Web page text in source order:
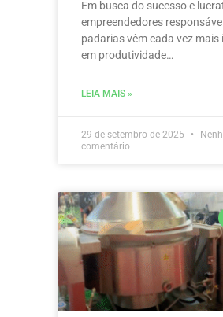
Em busca do sucesso e
empreendedores
padarias vêm cada vez mais
em produtividade…
LEIA MAIS »
29 de setembro de 2025
comentário